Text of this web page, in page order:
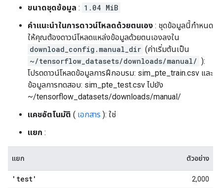
ขนาดชุดข้อมูล : 1.04 MiB
คำแนะนำในการดาวน์โหลดด้วยตนเอง : ชุดข้อมูลนี้กำหนด
ให้คุณต้องดาวน์โหลดแหล่งข้อมูลด้วยตนเองลงใน
download_config.manual_dir (ค่าเริ่มต้นเป็น
~/tensorflow_datasets/downloads/manual/ ):
โปรดดาวน์โหลดข้อมูลการฝึกอบรม: sim_pte_train.csv และ
ข้อมูลการทดสอบ: sim_pte_test.csv ไปยัง
~/tensorflow_datasets/downloads/manual/
แคชอัตโนมัติ ( เอกสาร ): ใช่
แยก :
แยก ตัวอย่าง
'test' 2,000